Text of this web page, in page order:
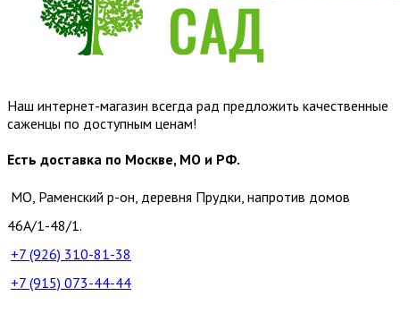
Наш интернет-магазин всегда рад предложить качественные
саженцы по доступным ценам!
Есть доставка по Москве, МО и РФ.
МО, Раменский р-он, деревня Прудки, напротив домов
46А/1-48/1.
+7 (926) 310-81-38
+7 (915) 073-44-44